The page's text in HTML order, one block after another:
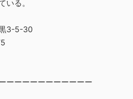
いる。
3-5-30
ーーーーーーーーーーー